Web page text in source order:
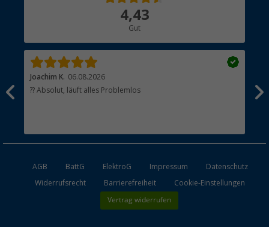
4,43
Gut
Joachim K. 06.08.2026
?? Absolut, läuft alles Problemlos
AGB BattG ElektroG Impressum
Datenschutz
Widerrufsrecht
Barrierefreiheit Cookie-Einstellungen
Vertrag widerrufen